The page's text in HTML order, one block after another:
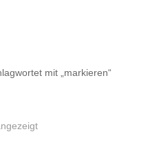
mit „markieren“